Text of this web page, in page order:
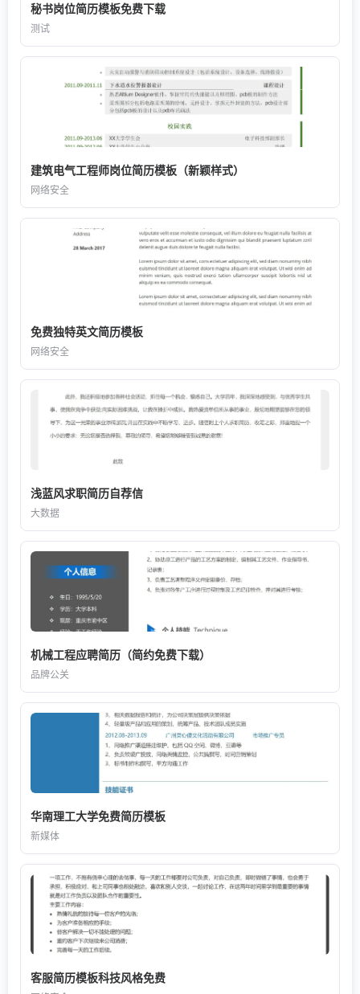
秘书岗位简历模板免费下载
测试
建筑电气工程师岗位简历模板（新颖样式）
网络安全
免费独特英文简历模板
网络安全
浅蓝风求职简历自荐信
大数据
机械工程应聘简历（简约免费下载）
品牌公关
华南理工大学免费简历模板
新媒体
客服简历模板科技风格免费